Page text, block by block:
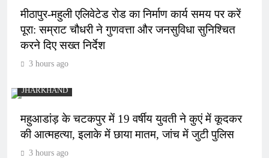
मीठापुर-महुली एलिवेटेड रोड का निर्माण कार्य समय पर करें
पूरा: सम्राट चौधरी ने गुणवत्ता और जनसुविधा सुनिश्चित
करने दिए सख्त निर्देश
3 hours ago
JHARKHAND
महुआडांड़ के चटकपुर में 19 वर्षीय युवती ने कुएं में कूदकर
की आत्महत्या, इलाके में छाया मातम, जांच में जुटी पुलिस
3 hours ago